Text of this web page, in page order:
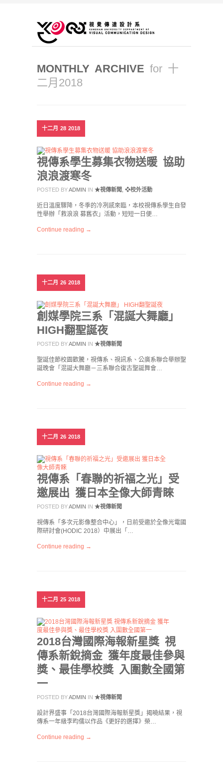
MONTHLY ARCHIVE for 十
二月2018
十二月 28 2018
視傳系學生募集衣物送暖 協助
浪浪渡寒冬
POSTED BYADMIN IN ★視傳新聞 ❖校外活動
近日溫度驟降，冬季的冷冽感來臨，本校視傳系學生自發
性舉辦「救浪浪 募舊衣」活動，短短一日便…
Continue reading →
十二月 26 2018
創媒學院三系「混誕大舞廳」
HIGH翻聖誕夜
POSTED BYADMIN IN ★視傳新聞
聖誕佳節校園歡騰，視傳系、視訊系、公廣系聯合舉辦聖
誕晚會「混誕大舞廳－三系聯合復古聖誕舞會…
Continue reading →
十二月 26 2018
視傳系「春聯的祈福之光」受
邀展出 獲日本全像大師青睞
POSTED BYADMIN IN ★視傳新聞
視傳系「多次元影像整合中心」，日前受邀於全像光電國
際研討會(HODIC 2018）中展出「…
Continue reading →
十二月 25 2018
2018台灣國際海報新星獎 視
傳系新銳摘金 獲年度最佳參與
獎、最佳學校獎 入圍數全國第
一
POSTED BYADMIN IN ★視傳新聞
設計界盛事「2018台灣國際海報新星獎」揭曉結果，視
傳系一年級李昀儒以作品《更好的選擇》榮…
Continue reading →